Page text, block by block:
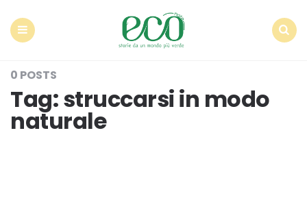
0 POSTS
Tag:struccarsi in modo
naturale